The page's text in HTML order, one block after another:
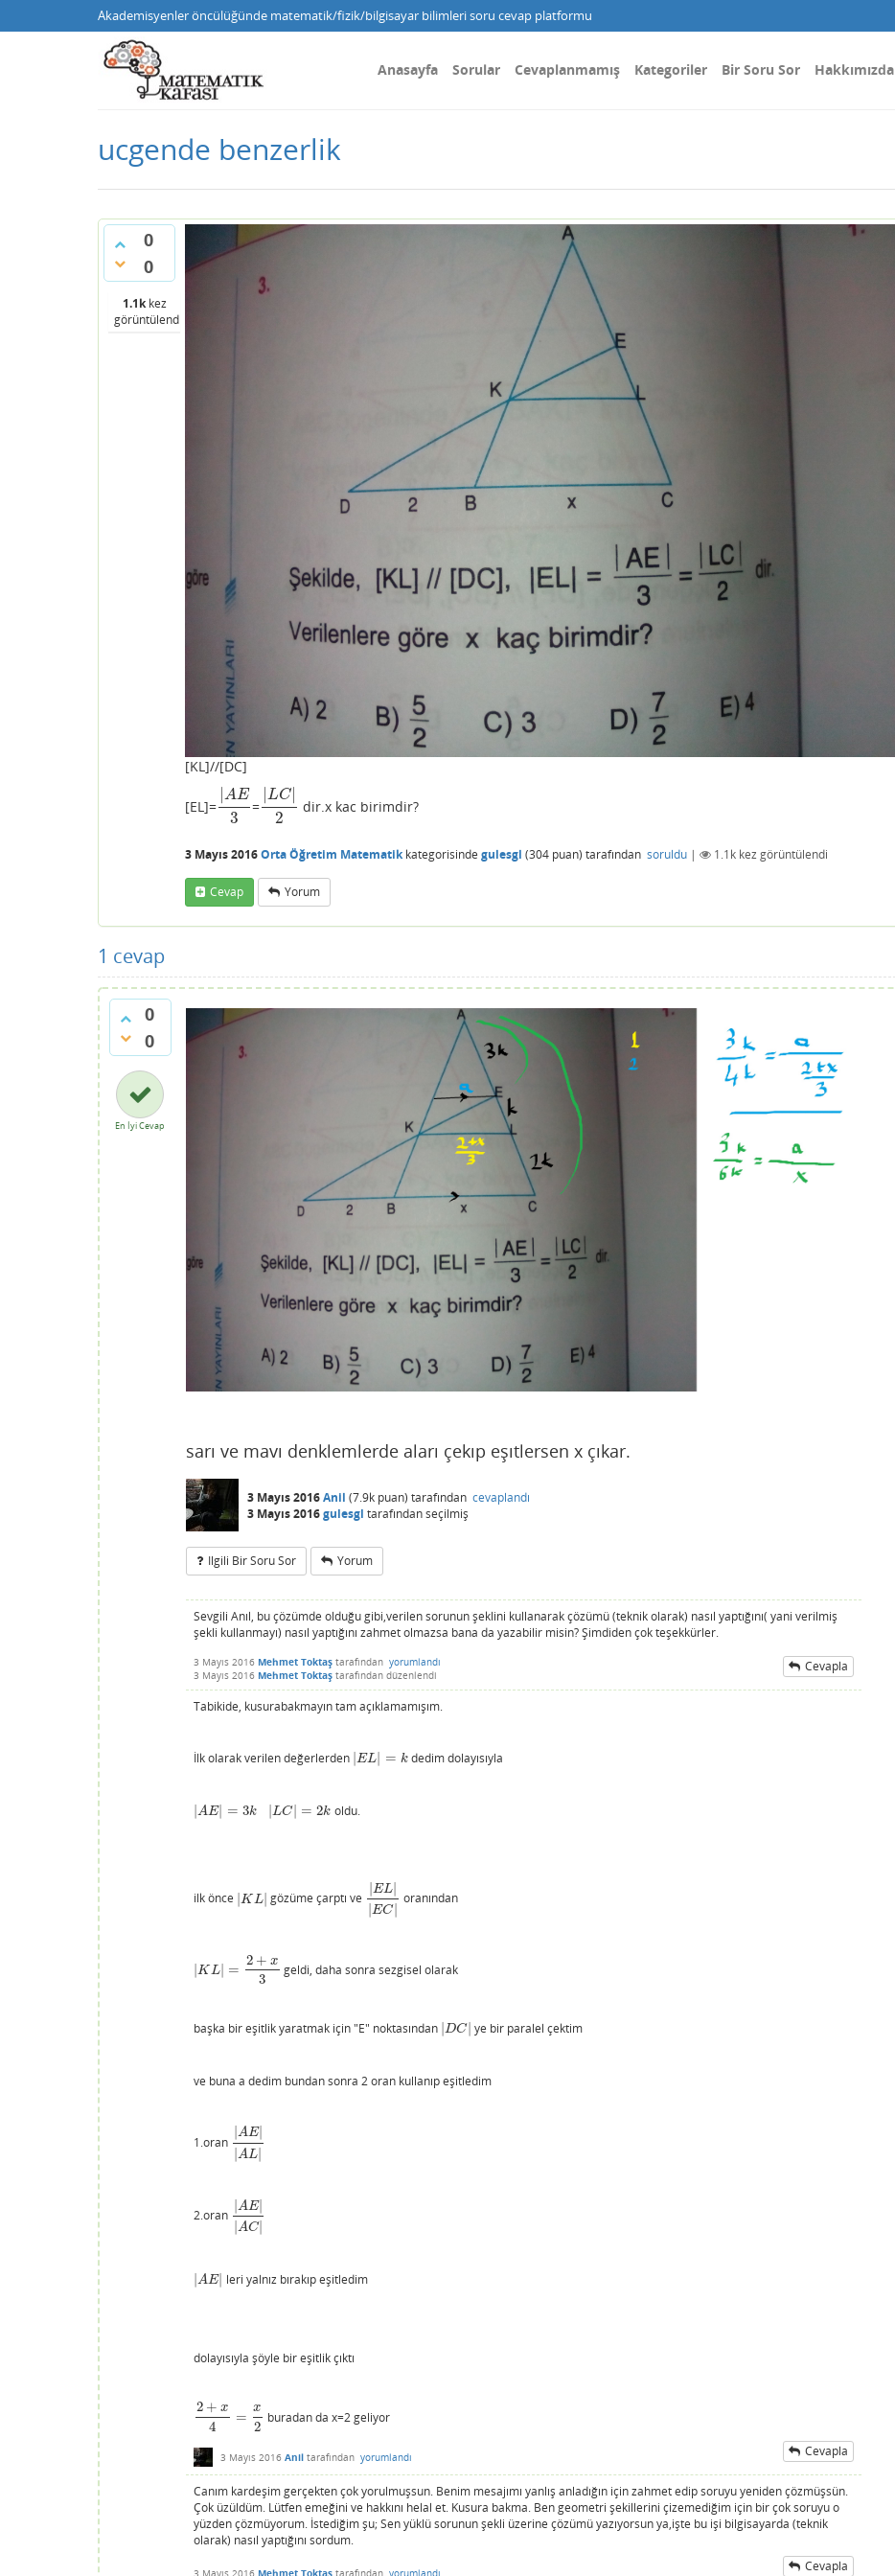
Akademisyenler öncülüğünde matematik/fizik/bilgisayar bilimleri soru cevap platformu
Anasayfa Sorular Cevaplanmamış Kategoriler Bir Soru Sor Hakkımızda
ucgende benzerlik
0
0
1.1kkez
görüntülendi
[KL]//[DC]
[EL]=
|AE
3
|AE3 =
|LC
2
|LC|2 dir.x kac birimdir?
3 Mayıs 2016Orta Öğretim Matematikkategorisinde gulesgl (304 puan) tarafından soruldu | 1.1k kez görüntülendi
Cevap Yorum
1 cevap
0
0
En İyi Cevap
sarı ve mavı denklemlerde aları çekıp eşıtlersen x çıkar.
3 Mayıs 2016Anil (7.9k puan) tarafından cevaplandı
3 Mayıs 2016gulesgl tarafındanseçilmiş
Ilgili Bir Soru Sor Yorum
Sevgili Anıl, bu çözümde olduğu gibi,verilen sorunun şeklini kullanarak çözümü (teknik olarak) nasıl yaptığını( yani verilmiş
şekli kullanmayı) nasıl yaptığını zahmet olmazsa bana da yazabilir misin? Şimdiden çok teşekkürler.
3 Mayıs 2016 Mehmet Toktaş tarafından yorumlandı
3 Mayıs 2016 Mehmet Toktaş tarafından düzenlendi
Cevapla
Tabikide, kusurabakmayın tam açıklamamışım.
İlk olarak verilen değerlerden EL = k
|EL| k dedim dolayısıyla
A E| = 3k
|AE| 3k |LC| = 2k
|LC| =2k oldu.
ilk önce KL|
|KL| gözüme çarptı ve
EL|
EC
|EL||EC|
oranından
KL| =
2 + x
3
|KL|= 2+ 3 geldi, daha sonra sezgisel olarak
başka bir eşitlik yaratmak için "E" noktasından DC|
|DC| ye bir paralel çektim
ve buna a dedim bundan sonra 2 oran kullanıp eşitledim
1.oran
AE|
|A L
|AE||
2.oran
A E|
AC|
|AE||
AE|
|AE| leri yalnız bırakıp eşitledim
dolayısıyla şöyle bir eşitlik çıktı
2 + x
4
=
x
2
2+x4=x 2 buradan da x=2 geliyor
3 Mayıs 2016 Anil tarafından yorumlandı Cevapla
Canım kardeşim gerçekten çok yorulmuşsun. Benim mesajımı yanlış anladığın için zahmet edip soruyu yeniden çözmüşsün.
Çok üzüldüm. Lütfen emeğini ve hakkını helal et. Kusura bakma. Ben geometri şekillerini çizemediğim için bir çok soruyu o
yüzden çözmüyorum. İstediğim şu; Sen yüklü sorunun şekli üzerine çözümü yazıyorsun ya,işte bu işi bilgisayarda (teknik
olarak) nasıl yaptığını sordum.
Cevapla